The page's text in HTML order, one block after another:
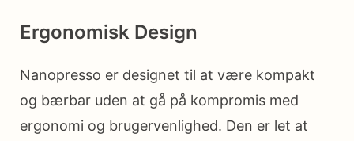
Ergonomisk Design
Nanopresso er designet til at være kompakt
og bærbar uden at gå på kompromis med
ergonomi og brugervenlighed. Den er let at